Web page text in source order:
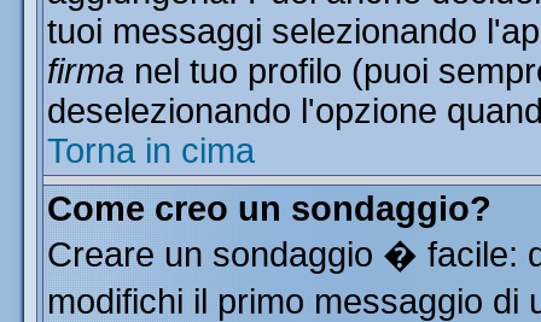
tuoi messaggi selezionando
firma nel tuo profilo (puoi
deselezionando l'opzione
Torna in cima
Come creo un sondaggio?
Creare un sondaggio � facile:
modifichi il primo messaggio